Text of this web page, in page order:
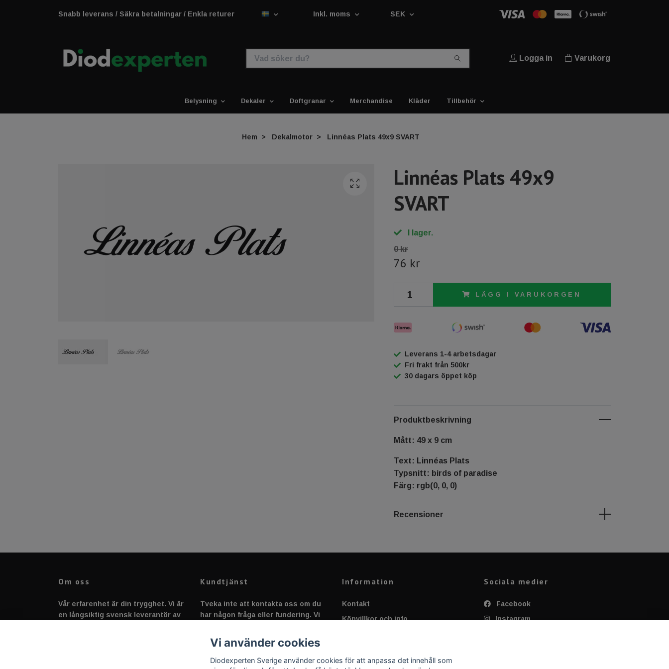
Snabb leverans / Säkra betalningar / Enkla returer Inkl. moms SEK
Logga in Varukorg
Belysning Dekaler Doftgranar Merchandise Kläder Tillbehör
Hem Dekalmotor Linnéas Plats 49x9 SVART
Linnéas Plats 49x9
SVART
I lager.
0 kr
76 kr
LÄGG I VARUKORGEN
Leverans 1-4 arbetsdagar
Fri frakt från 500kr
30 dagars öppet köp
Produktbeskrivning
Mått: 49 x 9 cm
Text: Linnéas Plats
Typsnitt: birds of paradise
Färg: rgb(0, 0, 0)
Recensioner
Om oss
Vår erfarenhet är din trygghet. Vi är
en långsiktig svensk leverantör av
Kundtjänst
Tveka inte att kontakta oss om du
har någon fråga eller fundering. Vi
Information
Kontakt
Köpvillkor och info
Applicering av Dekal
Sociala medier
Facebook
Instagram
Vi använder cookies
Diodexperten Sverige använder cookies för att anpassa det innehåll som